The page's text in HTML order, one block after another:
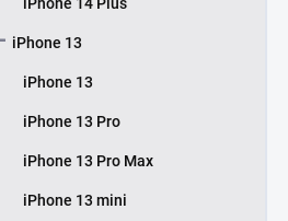
iPhone 13
iPhone 13
iPhone 13 Pro
iPhone 13 Pro Max
iPhone 13 mini